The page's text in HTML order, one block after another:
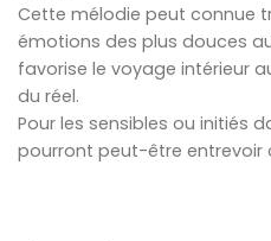
Cette mélodie peut connue
émotions des plus douces
favorise le voyage intérieur
du réel.
Pour les sensibles ou initiés
pourront peut-être entrevoir